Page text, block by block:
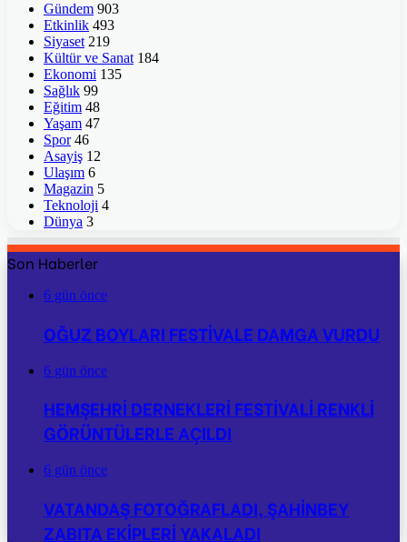
Gündem 903
Etkinlik 493
Siyaset 219
Kültür ve Sanat 184
Ekonomi 135
Sağlık 99
Eğitim 48
Yaşam 47
Spor 46
Asayiş 12
Ulaşım 6
Magazin 5
Teknoloji 4
Dünya 3
Son Haberler
6 gün önce
OĞUZ BOYLARI FESTİVALE DAMGA VURDU
6 gün önce
HEMŞEHRİ DERNEKLERİ FESTİVALİ RENKLİ
GÖRÜNTÜLERLE AÇILDI
6 gün önce
VATANDAŞ FOTOĞRAFLADI, ŞAHİNBEY
ZABITA EKİPLERİ YAKALADI